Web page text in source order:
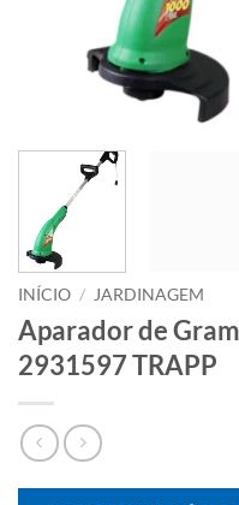
INÍCIO / JARDINAGEM
Aparador de
2931597 TRAPP